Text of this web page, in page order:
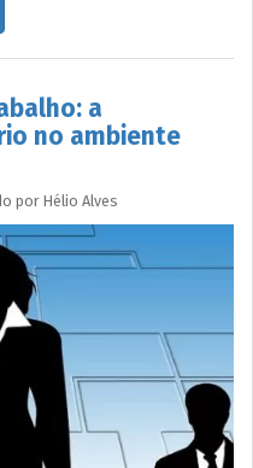
a
no ambiente
por Hélio Alves